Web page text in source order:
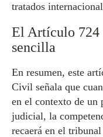
tratados
El Artículo 724
sencilla
En resumen, este
Civil señala que
en el contexto de un
judicial, la
recaerá en el